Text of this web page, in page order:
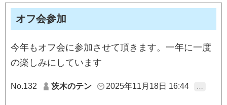
オフ会参加
今年もオフ会に参加させて頂きます。一年に一度
の楽しみにしています
No.132 茨木のテン 2025年11月18日 16:44